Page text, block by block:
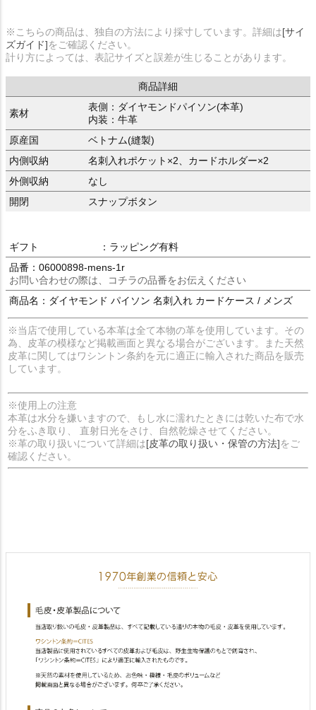
※こちらの商品は、独自の方法により採寸しています。詳細は[サイ
ズガイド]をご確認ください。
計り方によっては、表記サイズと誤差が生じることがあります。
商品詳細
素材
表側：ダイヤモンドパイソン(本革)
内装：牛革
原産国
ベトナム(縫製)
内側収納
名刺入れポケット×2、カードホルダー×2
外側収納
なし
開閉
スナップボタン
ギフト
：ラッピング有料
品番：06000898-mens-1r
お問い合わせの際は、コチラの品番をお伝えください
商品名：ダイヤモンド パイソン 名刺入れ カードケース / メンズ
※当店で使用している本革は全て本物の革を使用しています。その
為、皮革の模様など掲載画面と異なる場合がございます。また天然
皮革に関してはワシントン条約を元に適正に輸入された商品を販売
しています。
※使用上の注意
本革は水分を嫌いますので、もし水に濡れたときには乾いた布で水
分をふき取り、 直射日光をさけ、自然乾燥させてください。
※革の取り扱いについて詳細は[皮革の取り扱い・保管の方法]をご
確認ください。